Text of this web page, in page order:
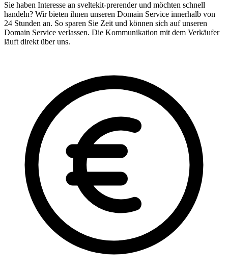
Sie haben Interesse an sveltekit-prerender und möchten schnell
handeln? Wir bieten ihnen unseren Domain Service innerhalb von
24 Stunden an. So sparen Sie Zeit und können sich auf unseren
Domain Service verlassen. Die Kommunikation mit dem Verkäufer
läuft direkt über uns.